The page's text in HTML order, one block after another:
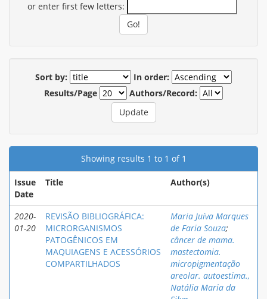
or enter first few letters:
Sort by:
In order:
Results/Page
Authors/Record:
Showing results 1 to 1 of 1
Issue
Date
Title Author(s)
2020-
01-20
REVISÃO BIBLIOGRÁFICA:
MICRORGANISMOS
PATOGÊNICOS EM
MAQUIAGENS E ACESSÓRIOS
COMPARTILHADOS
Maria Juíva Marques
de Faria Souza;
câncer de mama.
mastectomia.
micropigmentação
areolar. autoestima.,
Natália Maria da